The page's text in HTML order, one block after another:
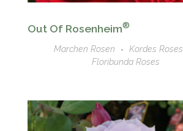
Out Of Rosenheim®
Marchen Rosen
Kordes Roses
Floribunda Roses